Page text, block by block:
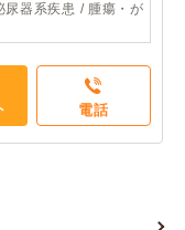
尿器系疾患 / 腫瘍・が
電話